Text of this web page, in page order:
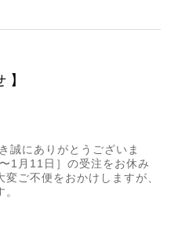
】
誠にありがとうございま
1月11日］の受注をお休み
ご不便をおかけしますが、